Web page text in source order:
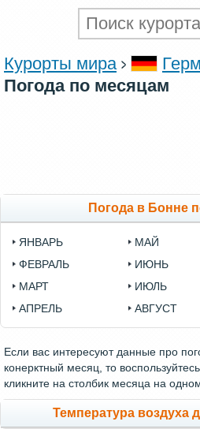
Курорты мира
Погода по месяцам
Погода в Бонне
ЯНВАРЬ
ФЕВРАЛЬ
МАРТ
АПРЕЛЬ
МАЙ
ИЮНЬ
ИЮЛЬ
АВГУСТ
Если вас интересуют данные про
конерктный месяц, то
кликните на столбик месяца на
Температура воздуха